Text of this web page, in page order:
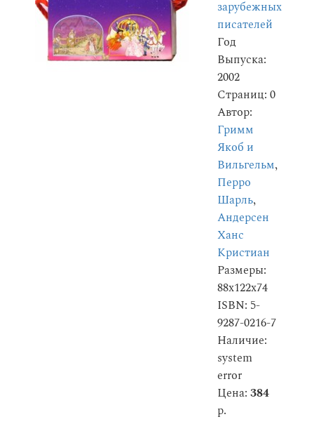
зарубежных
писателей
Год
Выпуска:
2002
Страниц: 0
Автор:
Гримм
Якоб и
Вильгельм,
Перро
Шарль,
Андерсен
Ханс
Кристиан
Размеры:
88x122x74
ISBN: 5-
9287-0216-7
Наличие:
system
error
Цена: 384
р.